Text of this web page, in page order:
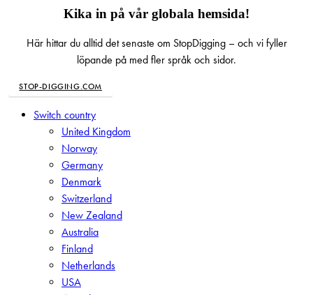
Kika in på vår globala hemsida!
Här hittar du alltid det senaste om StopDigging – och vi fyller
löpande på med fler språk och sidor.
STOP-DIGGING.COM
Close
Switch country
United Kingdom
Norway
Germany
Denmark
Switzerland
New Zealand
Australia
Finland
Netherlands
USA